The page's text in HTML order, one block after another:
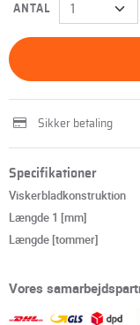
ANTAL
Sikker betaling
Specifikationer
Viskerbladkonstruktion
Længde 1 [mm]
Længde [tommer]
Vores